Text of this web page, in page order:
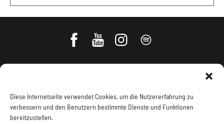
Diese Internetseite verwendet Cookies, um die Nutzererfahrung zu
verbessern und den Benutzern bestimmte Dienste und Funktionen
bereitzustellen.